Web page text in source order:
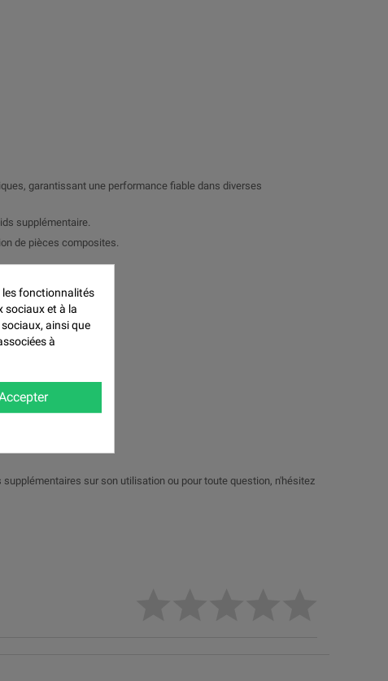
garantissant une performance fiable dans diverses
supplémentaire.
de pièces composites.
sur son utilisation ou pour toute question, n'hésitez
les fonctionnalités
sociaux et à la
ainsi que
à